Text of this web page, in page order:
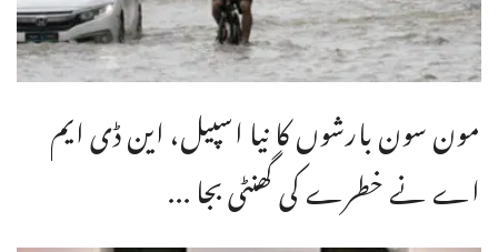
مون سون بارشوں کا نیا اسپیل، این ڈی ایم
اے نے خطرے کی گھنٹی بجا ...